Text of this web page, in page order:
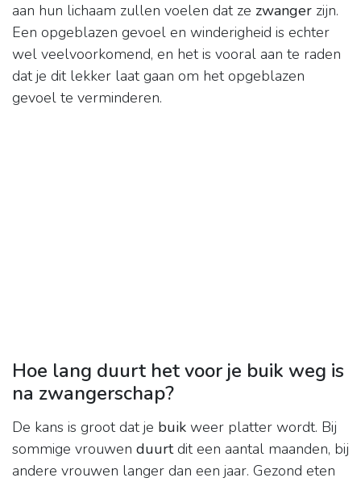
aan hun lichaam zullen voelen dat ze zwanger zijn.
Een opgeblazen gevoel en winderigheid is echter
wel veelvoorkomend, en het is vooral aan te raden
dat je dit lekker laat gaan om het opgeblazen
gevoel te verminderen.
Hoe lang duurt het voor je buik weg is
na zwangerschap?
De kans is groot dat je buik weer platter wordt. Bij
sommige vrouwen duurtdit een aantal maanden, bij
andere vrouwen langer dan een jaar. Gezond eten